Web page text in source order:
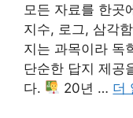
모든 자료를 한곳
지수, 로그, 삼각
지는 과목이라 독
단순한 답지 제공
다.
20년 … 더